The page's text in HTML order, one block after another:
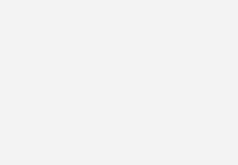
Eichrechts soll das bestehende hohe
fortführen und gleichzeitig
Marktzutritt von Messgeräten schaffen
europäisch oder national
für viele Wirtschaftsakteure beim
führen allerdings bei Vermietern